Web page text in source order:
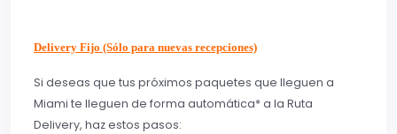
Delivery Fijo (Sólo para nuevas recepciones)
Si deseas que tus próximos paquetes que lleguen a
Miami te lleguen de forma automática* a la Ruta
Delivery, haz estos pasos: